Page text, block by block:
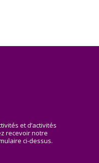
et d’activités
recevoir notre
ci-dessus.